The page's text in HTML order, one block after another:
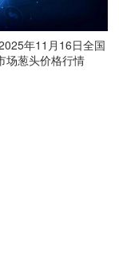
年11月16日全国
场葱头价格行情